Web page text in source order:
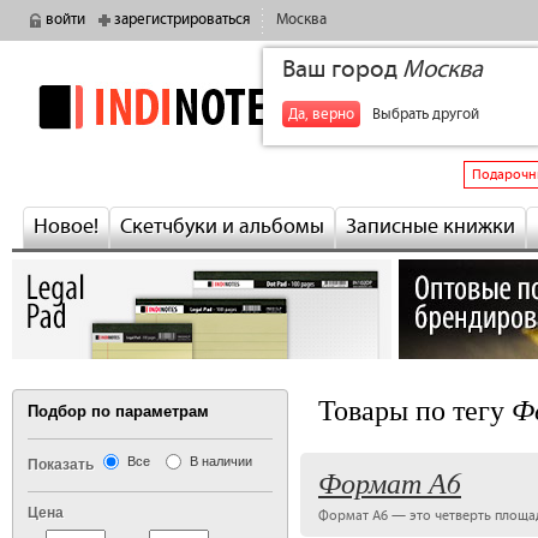
войти зарегистрироваться Москва
Ваш город Москва
Да, верно Выбрать другой
indinotes
Новое! Скетчбуки и альбомы Записные книжки
Товары по тегу
Формат А6
Формат А6 — это четверть
Подбор по параметрам
Показать Все В наличии
Цена